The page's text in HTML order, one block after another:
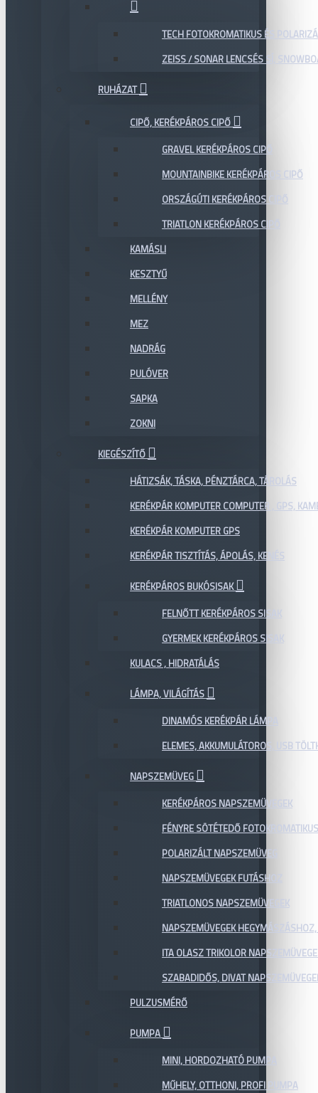
TECH FOTOKROMATIKUS ÉS
ZEISS / SONAR LENCSÉS SÍ,
RUHÁZAT
CIPŐ, KERÉKPÁROS CIPŐ
GRAVEL KERÉKPÁROS CIPŐ
MOUNTAINBIKE KERÉKPÁROS CIPŐ
ORSZÁGÚTI KERÉKPÁROS CIPŐ
TRIATLON KERÉKPÁROS CIPŐ
KAMÁSLI
KESZTYŰ
MELLÉNY
MEZ
NADRÁG
PULÓVER
SAPKA
ZOKNI
KIEGÉSZÍTŐ
HÁTIZSÁK, TÁSKA, PÉNZTÁRCA, TÁROLÁS
KERÉKPÁR KOMPUTER COMPUTER , GPS,
KERÉKPÁR KOMPUTER GPS
KERÉKPÁR TISZTÍTÁS, ÁPOLÁS, KENÉS
KERÉKPÁROS BUKÓSISAK
FELNŐTT KERÉKPÁROS SISAK
GYERMEK KERÉKPÁROS SISAK
KULACS , HIDRATÁLÁS
LÁMPA, VILÁGÍTÁS
DINAMÓS KERÉKPÁR LÁMPA
ELEMES, AKKUMULÁTOROS, USB
NAPSZEMÜVEG
KERÉKPÁROS NAPSZEMÜVEGEK
FÉNYRE SÖTÉTEDŐ
POLARIZÁLT NAPSZEMÜVEG
NAPSZEMÜVEGEK FUTÁSHOZ
TRIATLONOS NAPSZEMÜVEGEK
NAPSZEMÜVEGEK
ITA OLASZ TRIKOLOR
SZABADIDŐS, DIVAT
PULZUSMÉRŐ
PUMPA
MINI, HORDOZHATÓ PUMPA
MŰHELY, OTTHONI, PROFI PUMPA